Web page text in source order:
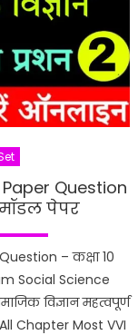
Question
मॉडल पेपर
– कक्षा 10
Social Science
विज्ञान महत्वपूर्ण
Chapter Most VVI